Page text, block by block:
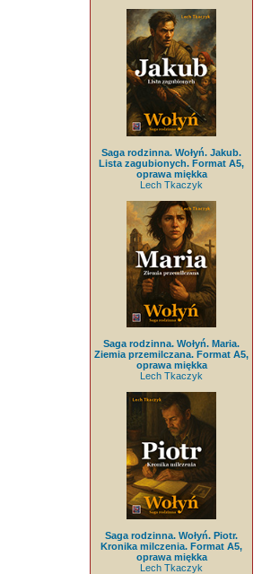
Saga rodzinna. Wołyń. Jakub.
Lista zagubionych. Format A5,
oprawa miękka
Lech Tkaczyk
Saga rodzinna. Wołyń. Maria.
Ziemia przemilczana. Format A5,
oprawa miękka
Lech Tkaczyk
Saga rodzinna. Wołyń. Piotr.
Kronika milczenia. Format A5,
oprawa miękka
Lech Tkaczyk